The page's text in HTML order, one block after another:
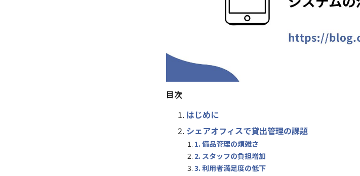
目次
はじめに
シェアオフィスで貸出管理の課題
1. 備品管理の煩雑さ
2. スタッフの負担増加
3. 利用者満足度の低下